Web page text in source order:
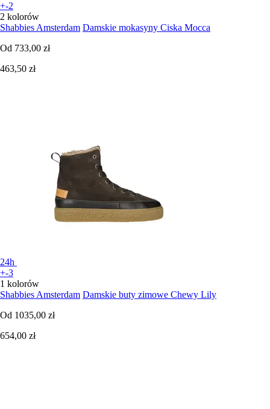
+-2
2 kolorów
Shabbies Amsterdam Damskie mokasyny Ciska Mocca
Od 733,00 zł
463,50 zł
24h
+-3
1 kolorów
Shabbies Amsterdam Damskie buty zimowe Chewy Lily
Od 1035,00 zł
654,00 zł